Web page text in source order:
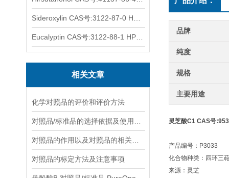
相关文章
化学对照品的评价和评价方法
对照品的标定方法及注意事项
品牌
纯度
规格
主要用途
灵芝酸C1 CAS号
产品编号：P3033
化合物种类：四环三
来源：灵芝